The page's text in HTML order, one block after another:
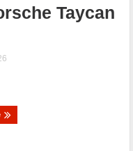
Taycan